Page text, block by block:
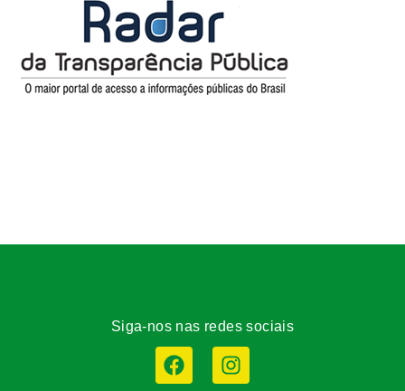
Siga-nos nas redes sociais